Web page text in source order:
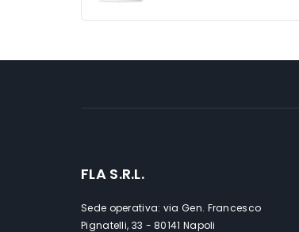
FLA S.R.L.
Sede operativa: via Gen. Francesco
Pignatelli, 33 - 80141 Napoli